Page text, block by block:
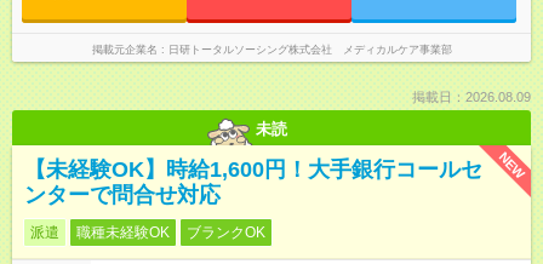
掲載元企業名 日研トータルソーシング株式会社 メディカルケア事業部
掲載日：2026.08.09
未読
NEW
【未経験OK】時給1,600円！大手銀行コールセ
ンターで問合せ対応
派遣 職種未経験OK ブランクOK